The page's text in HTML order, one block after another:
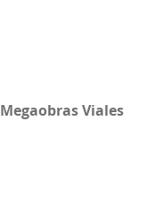
Megaobras Viales